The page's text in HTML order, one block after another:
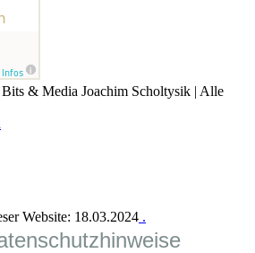
& Media Joachim Scholtysik | Alle
Website: 18.03.2024 .